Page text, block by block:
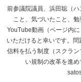
前参議院議員、浜田聡（
こと、気づいたこと、
YouTube動画（ページ内
いただけると幸いです。
信料を払う制度（スクラ
い規制の改革を進